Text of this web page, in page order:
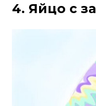
4. Яйцо с